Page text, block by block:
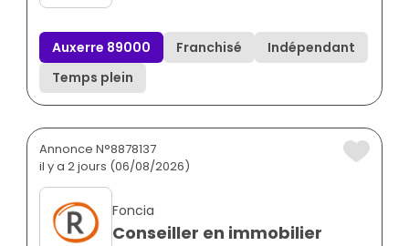
Auxerre 89000 Franchisé
Indépendant
Temps plein
Annonce N°8878137
il y a 2 jours (06/08/2026)
Foncia
Conseiller en immobilier